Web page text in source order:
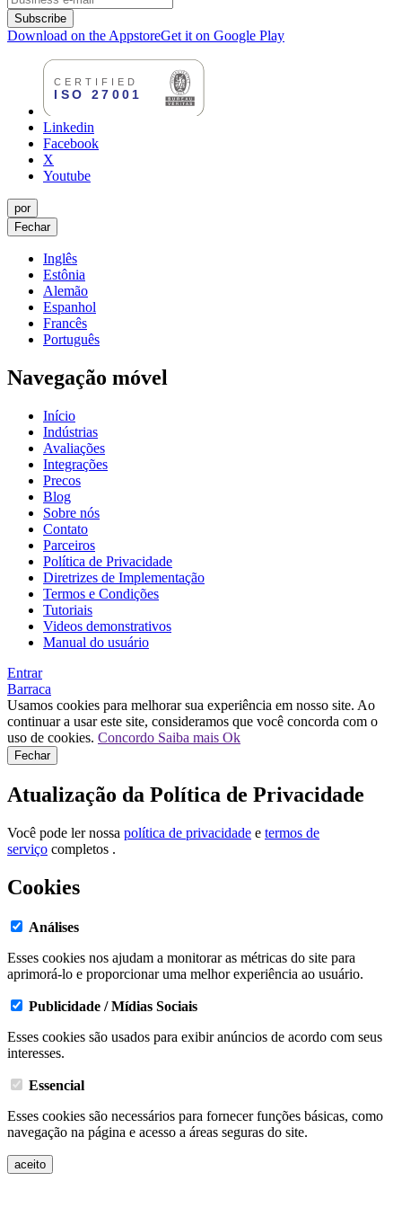
Subscribe
Download on the AppstoreGet it on Google Play
Linkedin
Facebook
X
Youtube
por
Fechar
Inglês
Estônia
Alemão
Espanhol
Francês
Português
Navegação móvel
Início
Indústrias
Avaliações
Integrações
Precos
Blog
Sobre nós
Contato
Parceiros
Política de Privacidade
Diretrizes de Implementação
Termos e Condições
Tutoriais
Videos demonstrativos
Manual do usuário
Entrar
Barraca
Usamos cookies para melhorar sua experiência em nosso site. Ao
continuar a usar este site, consideramos que você concorda com o
uso de cookies. Concordo Saiba mais Ok
Fechar
Atualização da Política de Privacidade
Você pode ler nossa política de privacidade e termos de
serviço completos .
Cookies
Análises
Esses cookies nos ajudam a monitorar as métricas do site para
aprimorá-lo e proporcionar uma melhor experiência ao usuário.
Publicidade / Mídias Sociais
Esses cookies são usados ​​para exibir anúncios de acordo com seus
interesses.
Essencial
Esses cookies são necessários para fornecer funções básicas, como
navegação na página e acesso a áreas seguras do site.
aceito